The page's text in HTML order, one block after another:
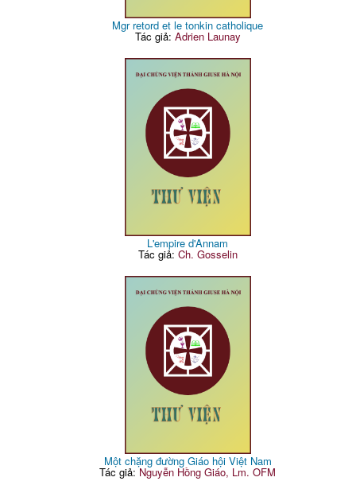
Mgr retord et le tonkin catholique
Tác giả: Adrien Launay
L'empire d'Annam
Tác giả: Ch. Gosselin
Một chặng đường Giáo hội Việt Nam
Tác giả:Nguyễn Hồng Giáo, Lm. OFM